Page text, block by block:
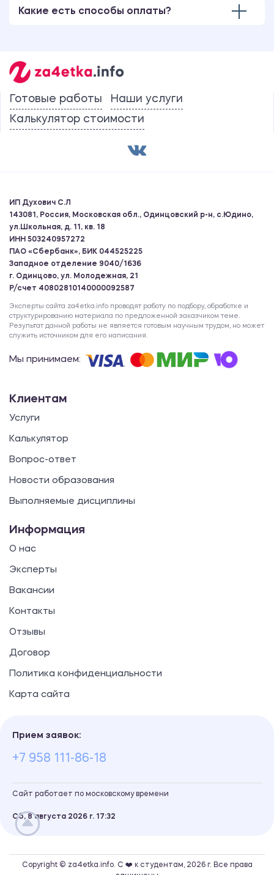
Какие есть способы оплаты?
Готовые работы
Наши услуги
Калькулятор стоимости
ИП Духович С.Л
143081, Россия, Московская обл., Одинцовский р-н, с.Юдино,
ул.Школьная, д. 11, кв. 18
ИНН 503240957272
ПАО «Сбербанк», БИК 044525225
Западное отделение 9040/1636
г. Одинцово, ул. Молодежная, 21
Р/счет 40802810140000092587
Эксперты сайта za4etka.info проводят работу по подбору, обработке и
структурированию материала по предложенной заказчиком теме.
Результат данной работы не является готовым научным трудом, но может
служить источником для его написания.
Мы принимаем:
Клиентам
Услуги
Калькулятор
Вопрос-ответ
Новости образования
Выполняемые дисциплины
Информация
О нас
Эксперты
Вакансии
Контакты
Отзывы
Договор
Политика конфиденциальности
Карта сайта
Прием заявок:
+7 958 111-86-18
Сайт работает по московскому времени
Сб, 8 августа 2026 г. 17:32
Copyright © za4etka.info. С ❤️ к студентам, 2026 г. Все права